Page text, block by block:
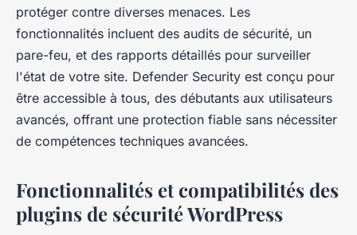
protéger contre diverses menaces. Les
fonctionnalités incluent des audits de sécurité, un
pare-feu, et des rapports détaillés pour surveiller
l'état de votre site. Defender Security est conçu pour
être accessible à tous, des débutants aux utilisateurs
avancés, offrant une protection fiable sans nécessiter
de compétences techniques avancées.
Fonctionnalités et compatibilités des
plugins de sécurité WordPress